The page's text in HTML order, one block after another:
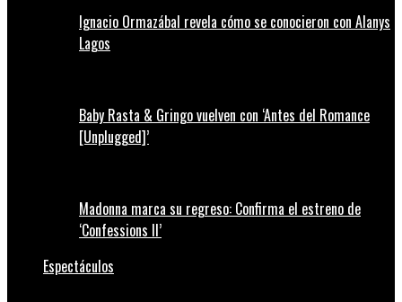
Ignacio Ormazábal revela cómo se conocieron con Alanys
Lagos
Baby Rasta & Gringo vuelven con ‘Antes del Romance
[Unplugged]’
Madonna marca su regreso: Confirma el estreno de
‘Confessions II’
Espectáculos